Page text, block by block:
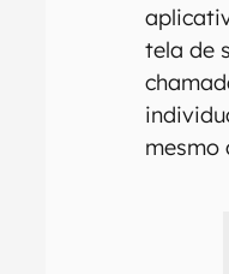
tela de
mesmo